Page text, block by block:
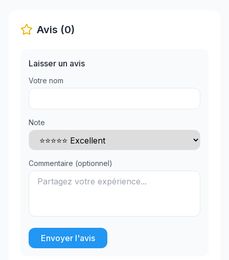
Avis (0)
Laisser un avis
Votre nom
Note
Commentaire (optionnel)
Envoyer l'avis